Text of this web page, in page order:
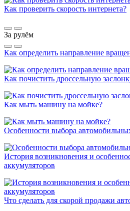
Как проверить скорость интернета?
За рулём
Как определить направление
Как почистить дроссельную
Как мыть машину на мойке?
Особенности выбора
История возникновения и
аккумуляторов
Что сделать для скорой продажи